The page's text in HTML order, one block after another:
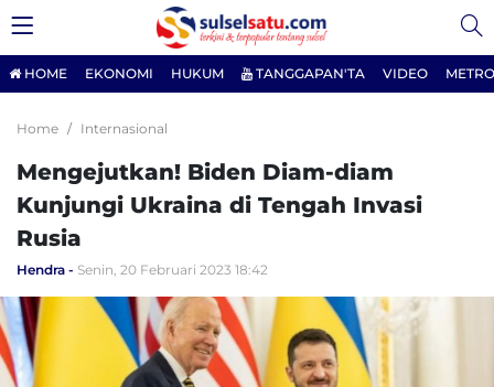
HOME EKONOMI HUKUM TANGGAPAN'TA VIDEO
Home Internasional
Mengejutkan! Biden Diam-diam
Kunjungi Ukraina di Tengah Invasi
Rusia
Hendra Senin, 20 Februari 2023 18:42